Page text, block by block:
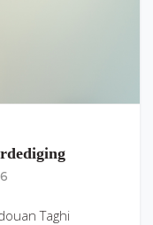
Taghi